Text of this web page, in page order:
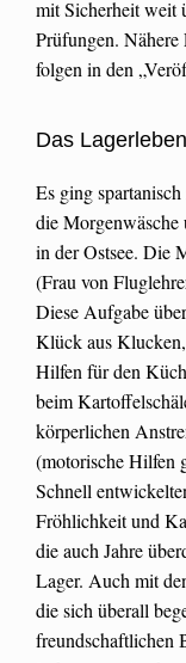
mit Sicherheit weit
Prüfungen.
folgen in den
Das Lagerleben
Es ging
die Morgenwäsche
in der Ostsee. Die
(Frau von
Diese Aufgabe
Klück aus
Hilfen für den
beim
körperlichen
(motorische Hilfen
Schnell
Fröhlichkeit und
die auch Jahre
Lager. Auch mit
die sich überall
freundschaftlichen